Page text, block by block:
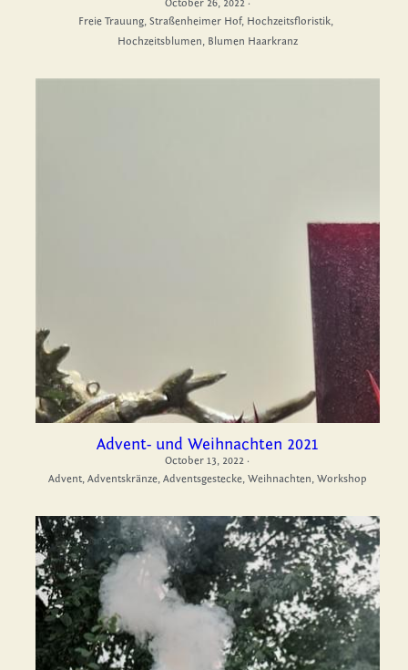
October 26, 2022·
Freie Trauung, Straßenheimer Hof, Hochzeitsfloristik,
Hochzeitsblumen, Blumen Haarkranz
Advent- und Weihnachten 2021
October 13, 2022 ·
Advent, Adventskränze, Adventsgestecke, Weihnachten, Workshop